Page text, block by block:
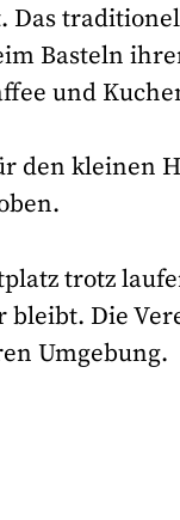
Das
Basteln
und
den kleinen
trotz
Die
Umgebung.